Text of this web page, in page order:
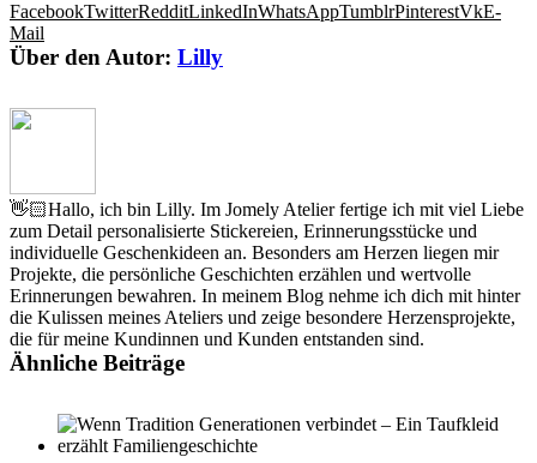
FacebookTwitterRedditLinkedInWhatsAppTumblrPinterestVkE-
Mail
Über den Autor: Lilly
👋🏻Hallo, ich bin Lilly. Im Jomely Atelier fertige ich mit viel Liebe
zum Detail personalisierte Stickereien, Erinnerungsstücke und
individuelle Geschenkideen an. Besonders am Herzen liegen mir
Projekte, die persönliche Geschichten erzählen und wertvolle
Erinnerungen bewahren. In meinem Blog nehme ich dich mit hinter
die Kulissen meines Ateliers und zeige besondere Herzensprojekte,
die für meine Kundinnen und Kunden entstanden sind.
Ähnliche Beiträge